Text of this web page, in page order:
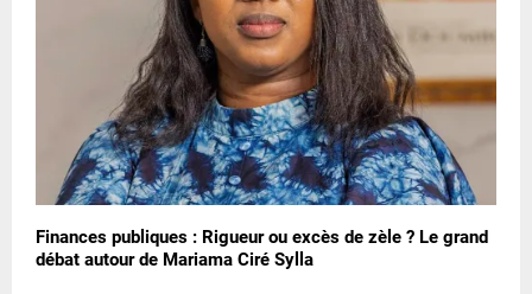
Finances publiques : Rigueur ou excès de zèle ? Le grand
débat autour de Mariama Ciré Sylla